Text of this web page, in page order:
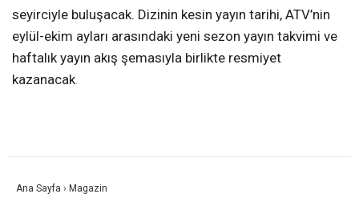
seyirciyle buluşacak. Dizinin kesin yayın tarihi, ATV’nin
eylül-ekim ayları arasındaki yeni sezon yayın takvimi ve
haftalık yayın akış şemasıyla birlikte resmiyet
kazanacak.
Ana Sayfa › Magazin